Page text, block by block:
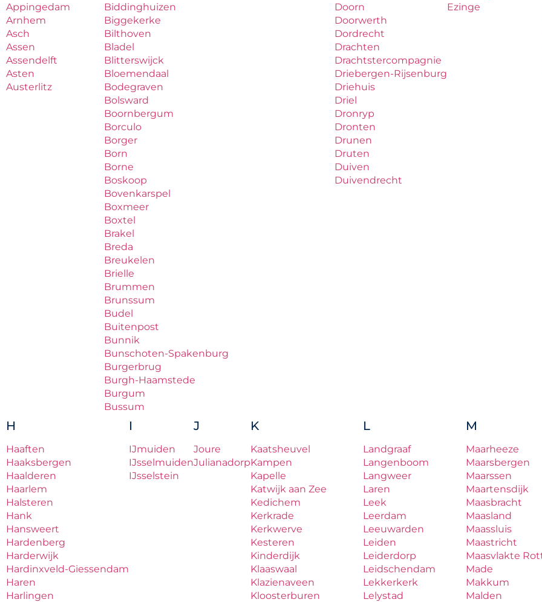
Appingedam
Arnhem
Asch
Assen
Assendelft
Asten
Austerlitz
Biddinghuizen
Biggekerke
Bilthoven
Bladel
Blitterswijck
Bloemendaal
Bodegraven
Bolsward
Boornbergum
Borculo
Borger
Born
Borne
Boskoop
Bovenkarspel
Boxmeer
Boxtel
Brakel
Breda
Breukelen
Brielle
Brummen
Brunssum
Budel
Buitenpost
Bunnik
Bunschoten-Spakenburg
Burgerbrug
Burgh-Haamstede
Burgum
Bussum
Doorn
Doorwerth
Dordrecht
Drachten
Drachtstercompagnie
Driebergen-Rijsenburg
Driehuis
Driel
Dronryp
Dronten
Drunen
Druten
Duiven
Duivendrecht
Ezinge
H
Haaften
Haaksbergen
Haalderen
Haarlem
Halsteren
Hank
Hansweert
Hardenberg
Harderwijk
Hardinxveld-Giessendam
Haren
Harlingen
I
IJmuiden
IJsselmuiden
IJsselstein
J
Joure
Julianadorp
K
Kaatsheuvel
Kampen
Kapelle
Katwijk aan Zee
Kedichem
Kerkrade
Kerkwerve
Kesteren
Kinderdijk
Klaaswaal
Klazienaveen
Kloosterburen
L
Landgraaf
Langenboom
Langweer
Laren
Leek
Leerdam
Leeuwarden
Leiden
Leiderdorp
Leidschendam
Lekkerkerk
Lelystad
M
Maarheeze
Maarsbergen
Maarssen
Maartensdijk
Maasbracht
Maasland
Maassluis
Maastricht
Maasvlakte
Made
Makkum
Malden